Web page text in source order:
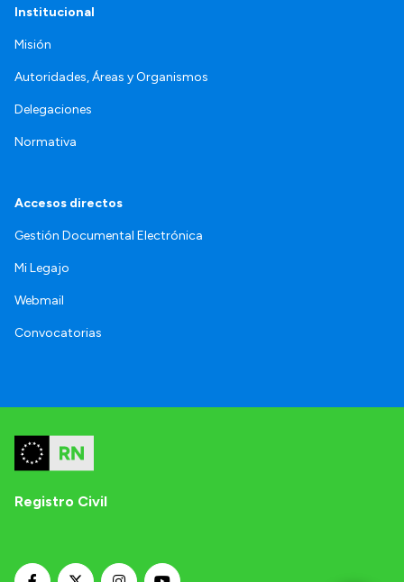
Institucional
Misión
Autoridades, Áreas y Organismos
Delegaciones
Normativa
Accesos directos
Gestión Documental Electrónica
Mi Legajo
Webmail
Convocatorias
Registro Civil